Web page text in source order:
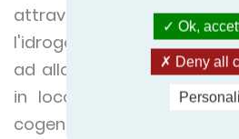
attraverso le energie
l'idrogeno e i
ad allora, la produzione di
in loco tramite energia
cogenerazione offre
Ok,
Deny all